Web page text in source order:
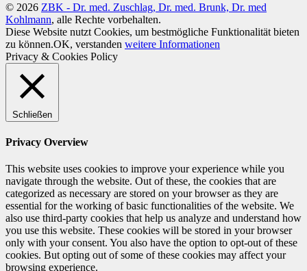
© 2026 ZBK - Dr. med. Zuschlag, Dr. med. Brunk, Dr. med
Kohlmann, alle Rechte vorbehalten.
Diese Website nutzt Cookies, um bestmögliche Funktionalität bieten
zu können.OK, verstanden weitere Informationen
Privacy & Cookies Policy
Schließen
Privacy Overview
This website uses cookies to improve your experience while you
navigate through the website. Out of these, the cookies that are
categorized as necessary are stored on your browser as they are
essential for the working of basic functionalities of the website. We
also use third-party cookies that help us analyze and understand how
you use this website. These cookies will be stored in your browser
only with your consent. You also have the option to opt-out of these
cookies. But opting out of some of these cookies may affect your
browsing experience.